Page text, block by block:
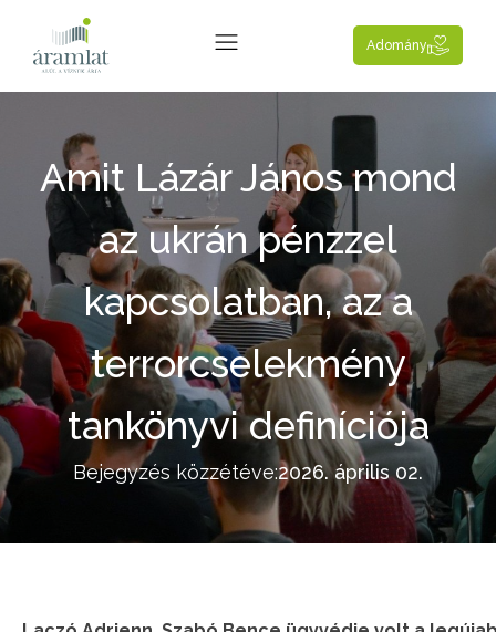
Adomány
Amit Lázár János mond
az ukrán pénzzel
kapcsolatban, az a
terrorcselekmény
tankönyvi definíciója
Bejegyzés közzétéve:2026. április 02.